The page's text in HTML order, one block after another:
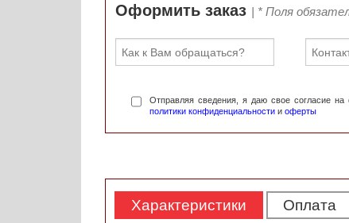
Оформить заказ | * Поля
Отправляя сведения, я даю свое согласие
политики конфиденциальности и оферты
Характеристики Оплата